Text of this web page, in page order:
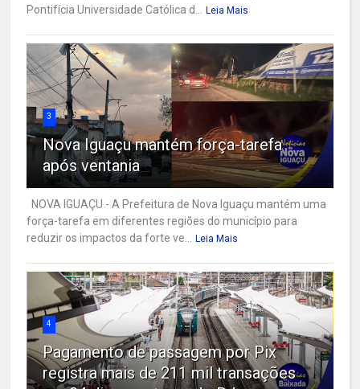
Pontifícia Universidade Católica d...
Leia Mais
3
Nova Iguaçu mantém força-tarefa
após ventania
NOVA IGUAÇU - A Prefeitura de Nova Iguaçu mantém uma
força-tarefa em diferentes regiões do município para
reduzir os impactos da forte ve...
Leia Mais
4
Pagamento de passagem por Pix
registra mais de 211 mil transações